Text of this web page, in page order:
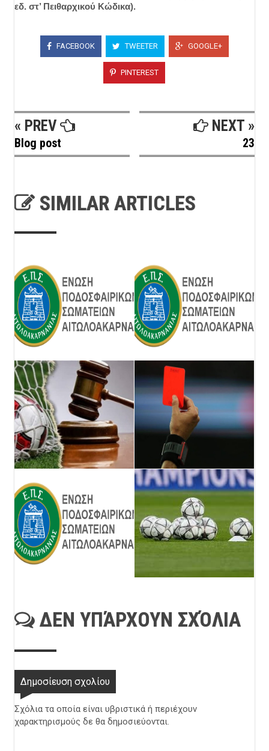
εδ. στ’ Πειθαρχικού Κώδικα).
FACEBOOK TWEETER GOOGLE+
PINTEREST
« PREV
Blog post
NEXT »
23
SIMILAR ARTICLES
ΔΕΝ ΥΠΆΡΧΟΥΝ ΣΧΌΛΙΑ
Δημοσίευση σχολίου
Σχόλια τα οποία είναι υβριστικά ή περιέχουν
χαρακτηρισμούς δε θα δημοσιεύονται.